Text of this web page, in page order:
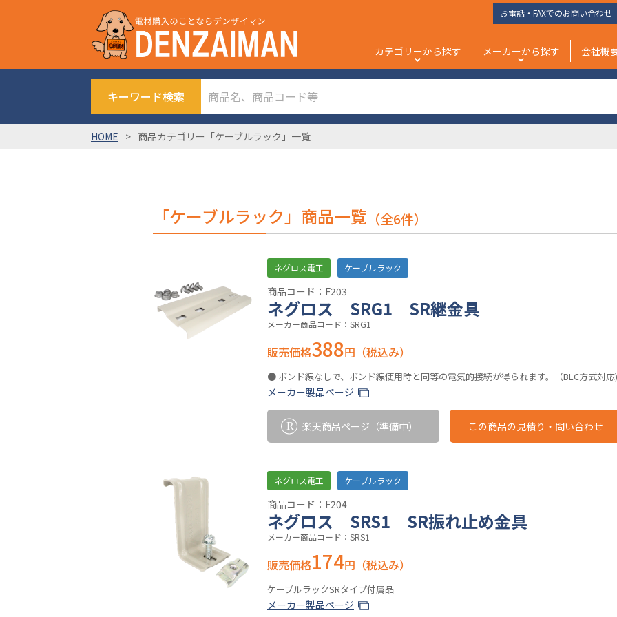
お電話・FAXでのお問い合わせ
カテゴリーから探す メーカーから探す 会社概
キーワード検索
HOME 商品カテゴリー「ケーブルラック」一覧
「ケーブルラック」商品一覧 （全6件）
ネグロス電工 ケーブルラック
商品コード：F203
ネグロス SRG1 SR継金具
メーカー商品コード：SRG1
販売価格388円（税込み）
● ボンド線なしで、ボンド線使用時と同等の電気的接続が得られます。（BLC方式対応)
メーカー製品ページ
楽天商品ページ （準備中） この商品の見積り・問い合わせ
ネグロス電工 ケーブルラック
商品コード：F204
ネグロス SRS1 SR振れ止め金具
メーカー商品コード：SRS1
販売価格174円（税込み）
ケーブルラックSRタイプ付属品
メーカー製品ページ